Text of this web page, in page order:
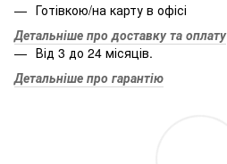
Готівкою/на карту в офісі
Детальніше про доставку та оплату
Від 3 до 24 місяців.
Детальніше про гарантію